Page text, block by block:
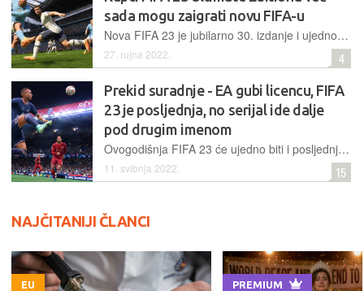
sada mogu zaigrati novu FIFA-u
Nova FIFA 23 je jubilarno 30. izdanje i ujedno posljednje na kojem radi Electronic Arts, i premda je na našem tržištu službeno zakazana za 1. listopad, kupci Ultimate Editiona je mogu već zaigrati
27. rujna 2022. 4
Prekid suradnje - EA gubi licencu, FIFA
23 je posljednja, no serijal ide dalje
pod drugim imenom
Ovogodišnja FIFA 23 će ujedno biti i posljednja pod tim imenom obzirom da Electronic Arts gubi licencu, no nastavit će objavljivati nogometne simulacije pod novim imenom EA Sports FC
11. svibnja 2022. 15
NAJČITANIJI ČLANCI
EU PREMIUM